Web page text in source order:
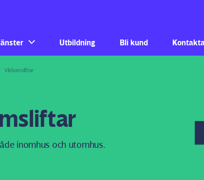
Utbildning Bli kund
Vikbomsliftar
inomhus och utomhus.